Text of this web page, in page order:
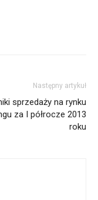
Następny artykuł
sprzedaży na rynku
za I półrocze 2013
roku